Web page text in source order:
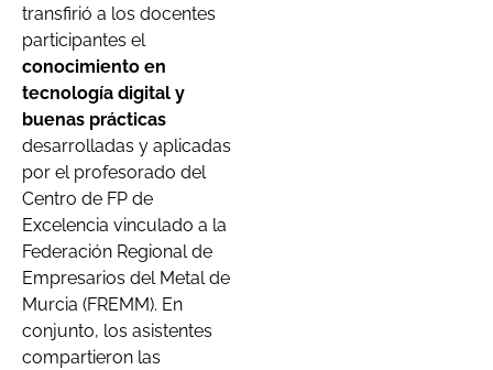
transfirió a los docentes
participantes el
conocimiento en
tecnología digital y
buenas prácticas
desarrolladas y aplicadas
por el profesorado del
Centro de FP de
Excelencia vinculado a la
Federación Regional de
Empresarios del Metal de
Murcia (FREMM). En
conjunto, los asistentes
compartieron las